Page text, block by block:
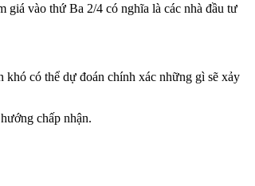
giá vào thứ Ba 2/4 có nghĩa là các nhà đầu tư
có thể dự đoán chính xác những gì sẽ xảy
chấp nhận.